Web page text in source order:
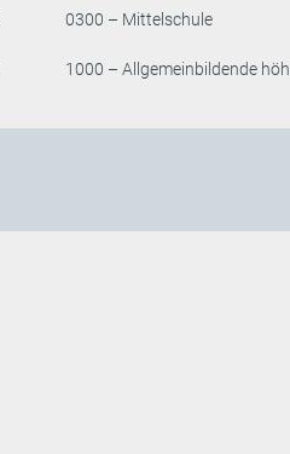
0300 – Mittelschule
1000 – Allgemeinbildende